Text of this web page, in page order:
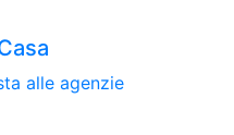
alle agenzie